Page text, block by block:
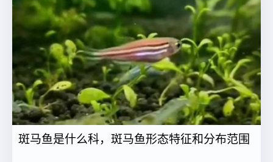
斑马鱼是什么科，斑马鱼形态特征和分布范围